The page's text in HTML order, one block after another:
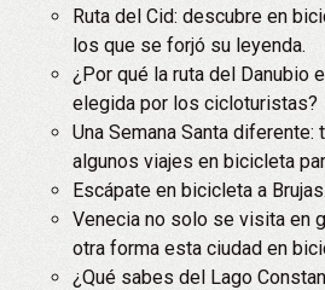
Ruta del Cid: descubre en
los que se forjó su leyenda.
¿Por qué la ruta del Danubio
elegida por los cicloturistas?
Una Semana Santa diferente:
algunos viajes en bicicleta
Escápate en bicicleta a Brujas.
Venecia no solo se visita en
otra forma esta ciudad en
¿Qué sabes del Lago